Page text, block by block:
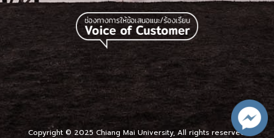
Copyright © 2025 Chiang Mai University, All rights reserved.